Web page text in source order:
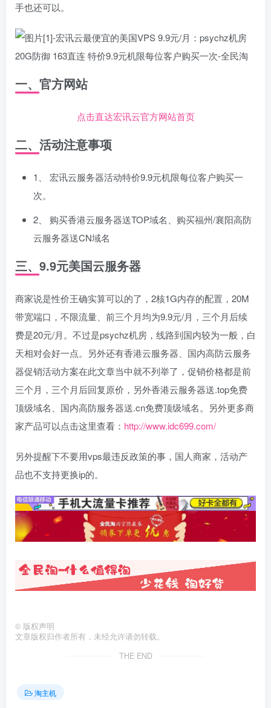
手也还可以。
一、官方网站
点击直达宏讯云官方网站首页
二、活动注意事项
1、 宏讯云服务器活动特价9.9元机限每位客户购买一
次。
2、 购买香港云服务器送TOP域名、购买福州/襄阳高防
云服务器送CN域名
三、9.9元美国云服务器
商家说是性价王确实算可以的了，2核1G内存的配置，20M
带宽端口，不限流量、前三个月均为9.9元/月，三个月后续
费是20元/月。不过是psychz机房，线路到国内较为一般，白
天相对会好一点。另外还有香港云服务器、国内高防云服务
器促销活动方案在此文章当中就不列举了，促销价格都是前
三个月，三个月后回复原价，另外香港云服务器送.top免费
顶级域名、国内高防服务器送.cn免费顶级域名。另外更多商
家产品可以点击这里查看： http://www.idc699.com/
另外提醒下不要用vps最违反政策的事，国人商家，活动产
品也不支持更换ip的。
© 版权声明
文章版权归作者所有，未经允许请勿转载。
THE END
淘主机